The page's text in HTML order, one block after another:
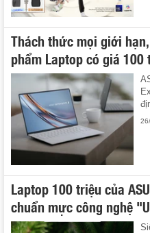
Thách thức mọi giới
phẩm Laptop có giá 100
Laptop 100 triệu của
chuẩn mực công nghệ